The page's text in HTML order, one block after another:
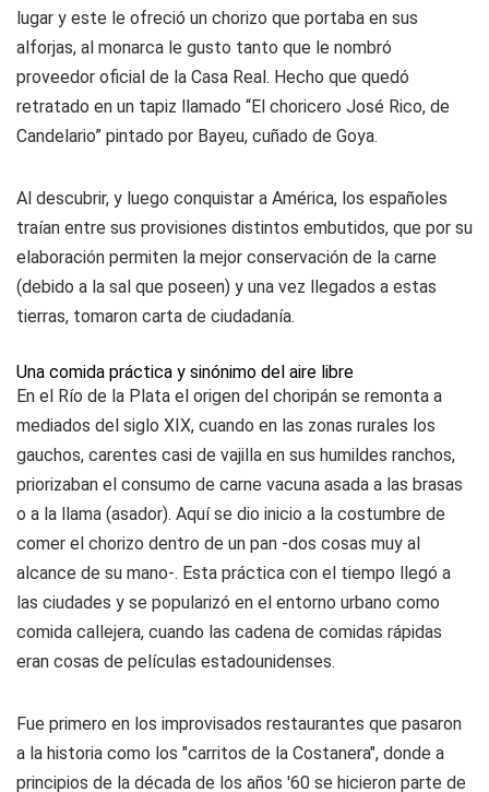
lugar y este le ofreció un chorizo que portaba en sus
alforjas, al monarca le gusto tanto que le nombró
proveedor oficial de la Casa Real. Hecho que quedó
retratado en un tapiz llamado “El choricero José Rico, de
Candelario” pintado por Bayeu, cuñado de Goya.
Al descubrir, y luego conquistar a América, los españoles
traían entre sus provisiones distintos embutidos, que por su
elaboración permiten la mejor conservación de la carne
(debido a la sal que poseen) y una vez llegados a estas
tierras, tomaron carta de ciudadanía.
Una comida práctica y sinónimo del aire libre
En el Río de la Plata el origen del choripán se remonta a
mediados del siglo XIX, cuando en las zonas rurales los
gauchos, carentes casi de vajilla en sus humildes ranchos,
priorizaban el consumo de carne vacuna asada a las brasas
o a la llama (asador). Aquí se dio inicio a la costumbre de
comer el chorizo dentro de un pan -dos cosas muy al
alcance de su mano-. Esta práctica con el tiempo llegó a
las ciudades y se popularizó en el entorno urbano como
comida callejera, cuando las cadena de comidas rápidas
eran cosas de películas estadounidenses.
Fue primero en los improvisados restaurantes que pasaron
a la historia como los "carritos de la Costanera", donde a
principios de la década de los años '60 se hicieron parte de